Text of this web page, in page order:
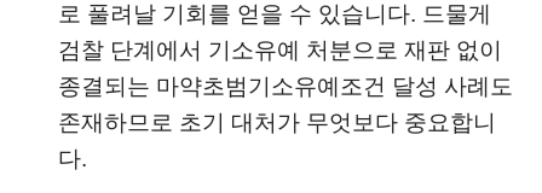
로 풀려날 기회를 얻을 수 있습니다. 드물게
검찰 단계에서 기소유예 처분으로 재판 없이
종결되는 마약초범기소유예조건 달성 사례도
존재하므로 초기 대처가 무엇보다 중요합니
다.